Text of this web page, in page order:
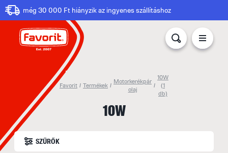
még 30 000 Ft hiányzik az ingyenes szállításhoz
Favorit / Termékek /
Motorkerékpár
olaj
/
10W
(1
db)
10W
SZŰRŐK